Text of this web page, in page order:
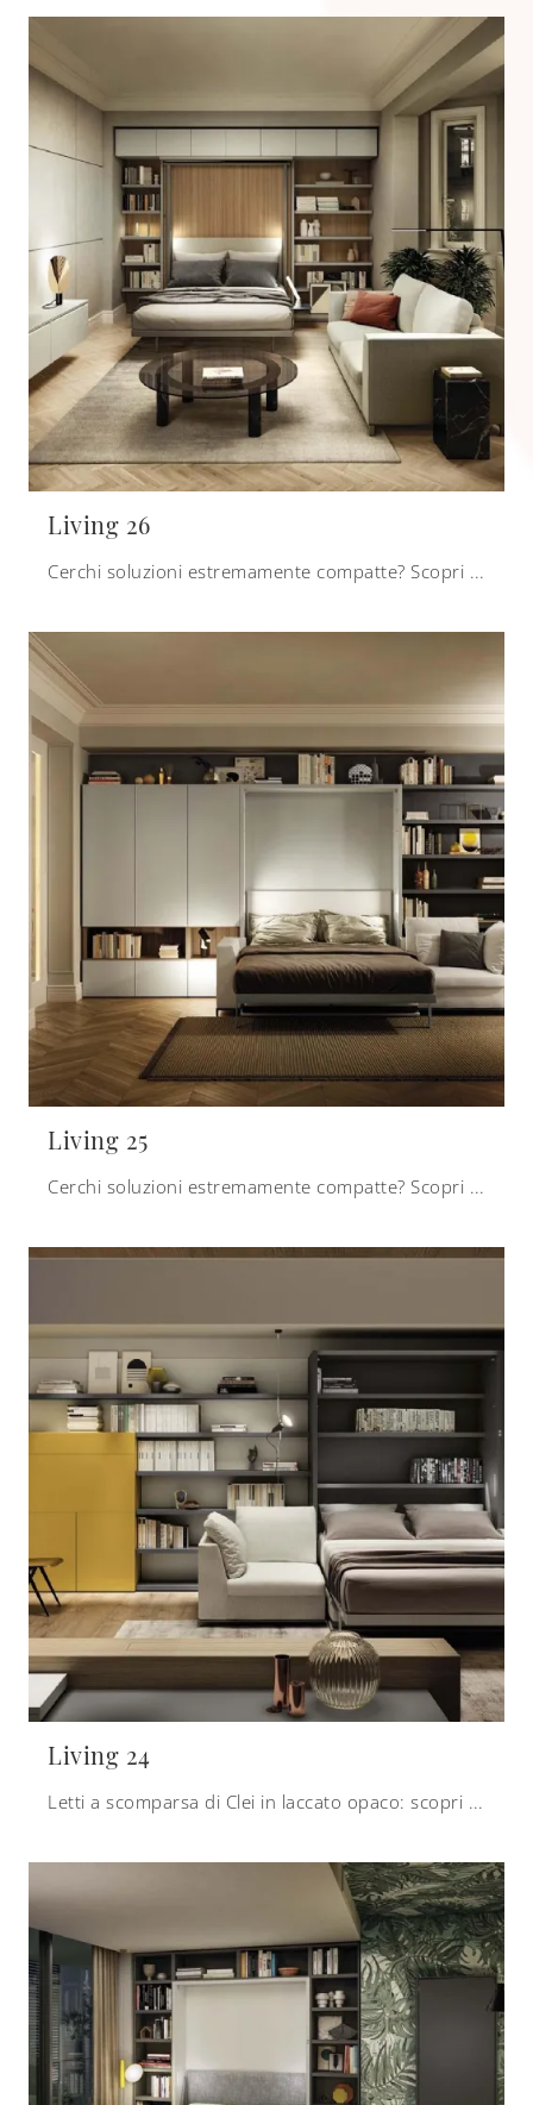
Living 26
Cerchi soluzioni estremamente compatte? Scopri i letti a scomparsa Clei come questo modello Living 26 in laccato opaco.
Living 25
Cerchi soluzioni estremamente compatte? Scopri i letti a scomparsa Clei come questo modello Living 25 in laccato opaco.
Living 24
Letti a scomparsa di Clei in laccato opaco: scopri di più sul letto Living 24 e arreda i tuoi locali in modo pratico e dinamico.